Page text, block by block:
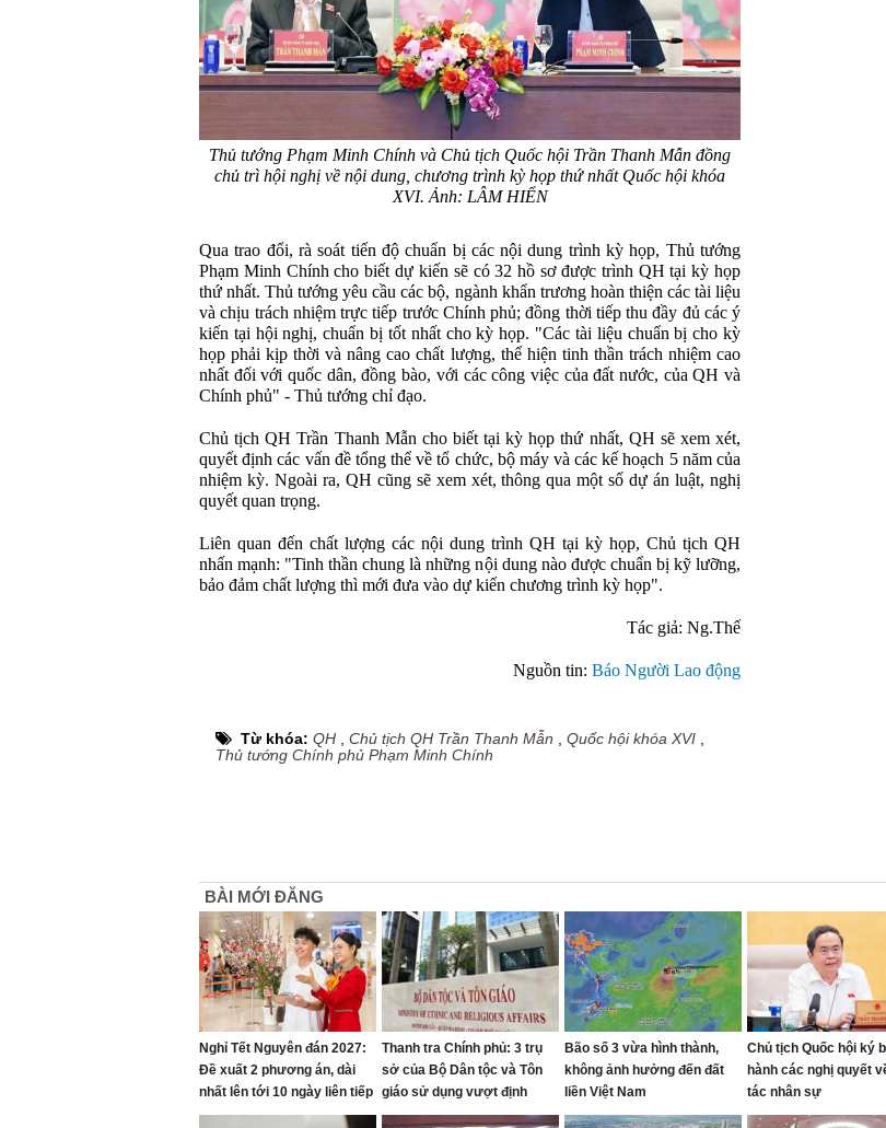
Thủ tướng Phạm Minh Chính và Chủ tịch Quốc hội Trần Thanh Mẫn đồng
chủ trì hội nghị về nội dung, chương trình kỳ họp thứ nhất Quốc hội khóa
XVI. Ảnh: LÂM HIỂN
Qua trao đổi, rà soát tiến độ chuẩn bị các nội dung trình kỳ họp, Thủ tướng
Phạm Minh Chính cho biết dự kiến sẽ có 32 hồ sơ được trình QH tại kỳ họp
thứ nhất. Thủ tướng yêu cầu các bộ, ngành khẩn trương hoàn thiện các tài liệu
và chịu trách nhiệm trực tiếp trước Chính phủ; đồng thời tiếp thu đầy đủ các ý
kiến tại hội nghị, chuẩn bị tốt nhất cho kỳ họp. "Các tài liệu chuẩn bị cho kỳ
họp phải kịp thời và nâng cao chất lượng, thể hiện tinh thần trách nhiệm cao
nhất đối với quốc dân, đồng bào, với các công việc của đất nước, của QH và
Chính phủ" - Thủ tướng chỉ đạo.
Chủ tịch QH Trần Thanh Mẫn cho biết tại kỳ họp thứ nhất, QH sẽ xem xét,
quyết định các vấn đề tổng thể về tổ chức, bộ máy và các kế hoạch 5 năm của
nhiệm kỳ. Ngoài ra, QH cũng sẽ xem xét, thông qua một số dự án luật, nghị
quyết quan trọng.
Liên quan đến chất lượng các nội dung trình QH tại kỳ họp, Chủ tịch QH
nhấn mạnh: "Tinh thần chung là những nội dung nào được chuẩn bị kỹ lưỡng,
bảo đảm chất lượng thì mới đưa vào dự kiến chương trình kỳ họp".
Tác giả: Ng.Thế
Nguồn tin: Báo Người Lao động
Từ khóa: QH Chủ tịch QH Trần Thanh Mẫn Quốc hội khóa XVI
Thủ tướng Chính phủ Phạm Minh Chính
BÀI MỚI ĐĂNG
Nghỉ Tết Nguyên đán 2027:
Đề xuất 2 phương án, dài
nhất lên tới 10 ngày liên tiếp
Thanh tra Chính phủ: 3 trụ
sở của Bộ Dân tộc và Tôn
giáo sử dụng vượt định
mức gần 2.000 m²
Bão số 3 vừa hình thành,
không ảnh hưởng đến đất
liền Việt Nam
Chủ tịch Quốc hội ký
hành các nghị quyết
tác nhân sự